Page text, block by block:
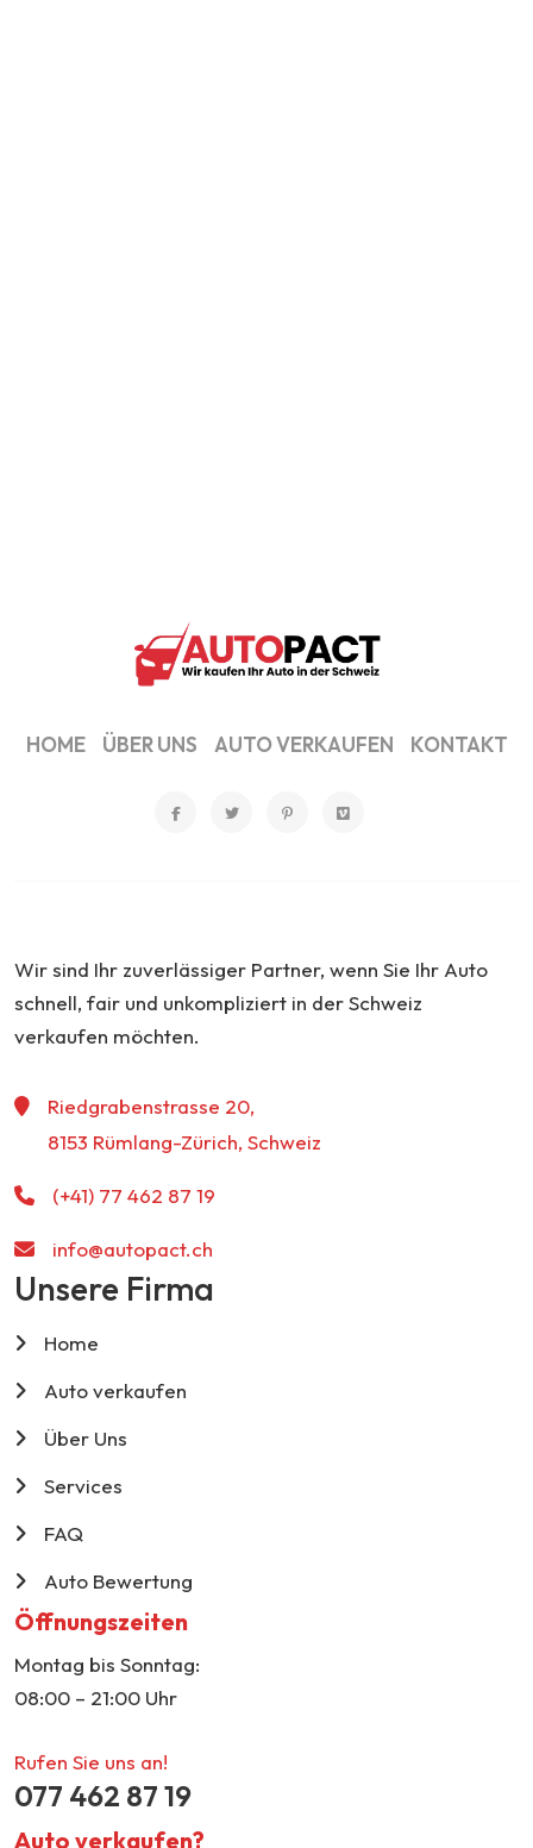
HOME ÜBER UNS AUTO VERKAUFEN KONTAKT
Wir sind Ihr zuverlässiger Partner, wenn Sie Ihr Auto
schnell, fair und unkompliziert in der Schweiz
verkaufen möchten.
Riedgrabenstrasse 20,
8153 Rümlang-Zürich, Schweiz
(+41) 77 462 87 19
info@autopact.ch
Unsere Firma
Home
Auto verkaufen
Über Uns
Services
FAQ
Auto Bewertung
Öffnungszeiten
Montag bis Sonntag:
08:00 – 21:00 Uhr
Rufen Sie uns an!
077 462 87 19
Auto verkaufen?